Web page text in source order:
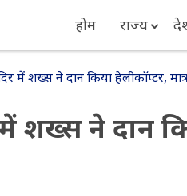
होम राज्य
में शख्स ने दान किया हेलीकॉप्टर,
शख्स ने दान